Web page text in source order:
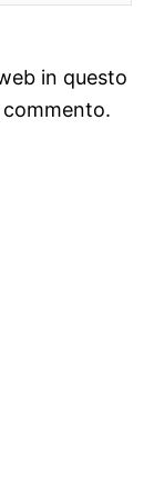
in questo